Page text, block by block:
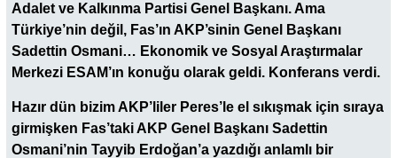
Adalet ve Kalkınma Partisi Genel Başkanı. Ama
Türkiye’nin değil, Fas’ın AKP’sinin Genel Başkanı
Sadettin Osmani… Ekonomik ve Sosyal Araştırmalar
Merkezi ESAM’ın konuğu olarak geldi. Konferans verdi.
Hazır dün bizim AKP’liler Peres’le el sıkışmak için sıraya
girmişken Fas’taki AKP Genel Başkanı Sadettin
Osmani’nin Tayyib Erdoğan’a yazdığı anlamlı bir